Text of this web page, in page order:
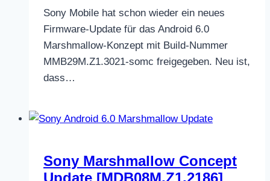
Sony Mobile hat schon wieder ein neues
Firmware-Update für das Android 6.0
Marshmallow-Konzept mit Build-Nummer
MMB29M.Z1.3021-somc freigegeben. Neu ist,
dass…
Sony Marshmallow Concept